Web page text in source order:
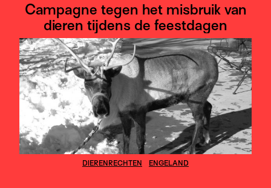
Campagne tegen het misbruik van
dieren tijdens de feestdagen
DIERENRECHTEN ENGELAND